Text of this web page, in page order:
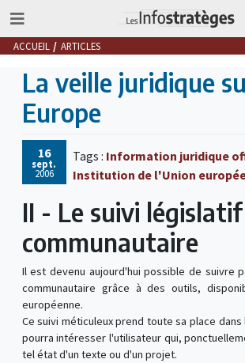
ACCUEIL ARTICLES
La veille juridique
Europe
16
sept.
2006
Tags : Information juridique
Institution de l'Union
II - Le suivi législatif
communautaire
Il est devenu aujourd'hui possible de suivre
communautaire grâce à des outils,
européenne.
Ce suivi méticuleux prend toute sa place
pourra intéresser l'utilisateur qui,
tel état d'un texte ou d'un projet.